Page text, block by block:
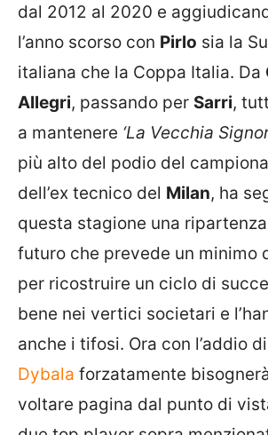
dal 2012 al 2020 e
l’anno scorso con Pirlo sia la
italiana che la Coppa Italia. Da
Allegri, passando per Sarri,
a mantenere ‘La Vecchia
più alto del podio del
dell’ex tecnico del Milan, ha
questa stagione una
futuro che prevede un minimo
per ricostruire un ciclo di
bene nei vertici societari e
anche i tifosi. Ora con l’addio di
Dybala forzatamente
voltare pagina dal punto di